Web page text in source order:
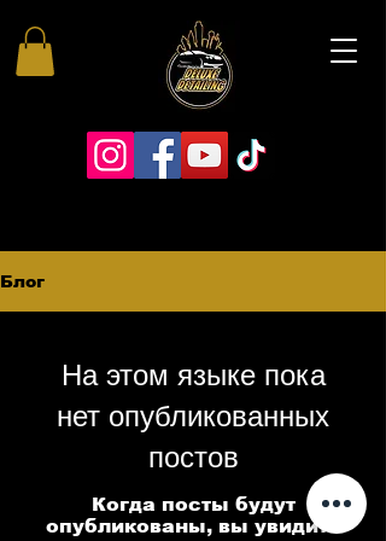
Блог
На этом языке пока
нет опубликованных
постов
Когда посты будут
опубликованы, вы увидите